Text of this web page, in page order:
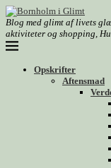
Blog med glimt af livets
aktiviteter og shopping,
Opskrifter
Aftensmad